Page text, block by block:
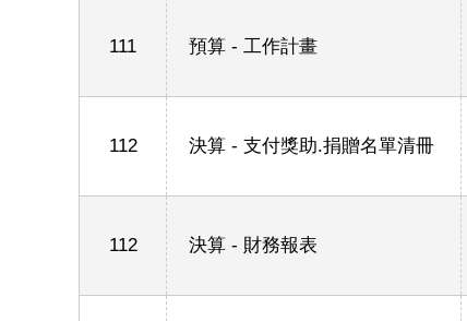
111 預算 - 工作計畫
112 決算 - 支付獎助.捐贈名單清冊
112 決算 - 財務報表